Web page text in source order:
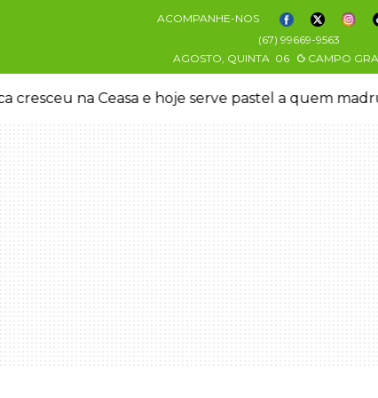
ACOMPANHE-NOS
(67) 99669-9563
AGOSTO, QUINTA 06 CAMPO
cresceu na Ceasa e hoje serve pastel a quem